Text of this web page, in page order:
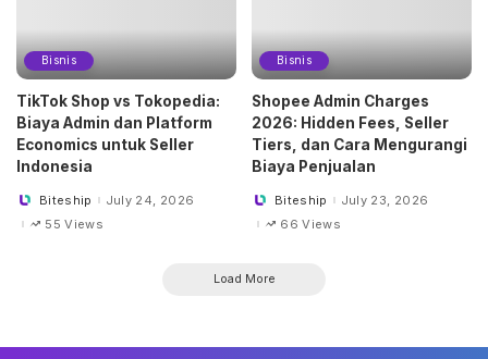
Bisnis
TikTok Shop vs Tokopedia:
Biaya Admin dan Platform
Economics untuk Seller
Indonesia
PostedBiteship
July 24, 2026
55 Views
Bisnis
Shopee Admin Charges
2026: Hidden Fees, Seller
Tiers, dan Cara Mengurangi
Biaya Penjualan
PostedBiteship
July 23, 2026
66 Views
Load More